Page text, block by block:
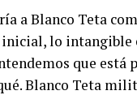
a Blanco Teta
inicial, lo
que está
Blanco Teta